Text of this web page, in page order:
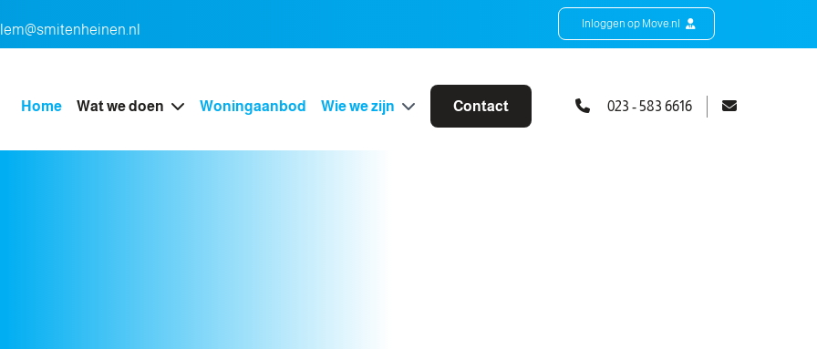
Inloggen op Move.nl
Home Wat we doen Woningaanbod Wie we zijn Contact 023 - 583 6616